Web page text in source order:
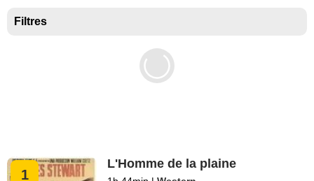
Filtres
1
L'Homme de la plaine